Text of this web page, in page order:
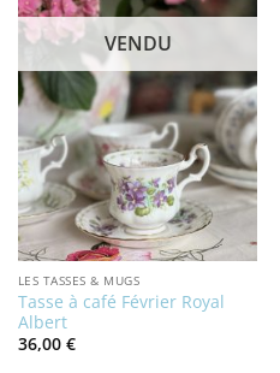
VENDU
LES TASSES & MUGS
Tasse à café Février Royal
Albert
36,00 €